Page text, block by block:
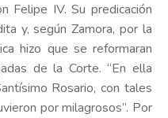
Felipe IV. Su predicación
y, según Zamora, por la
hizo que se reformaran
de la Corte. “En ella
Rosario, con tales
por milagrosos”. Por